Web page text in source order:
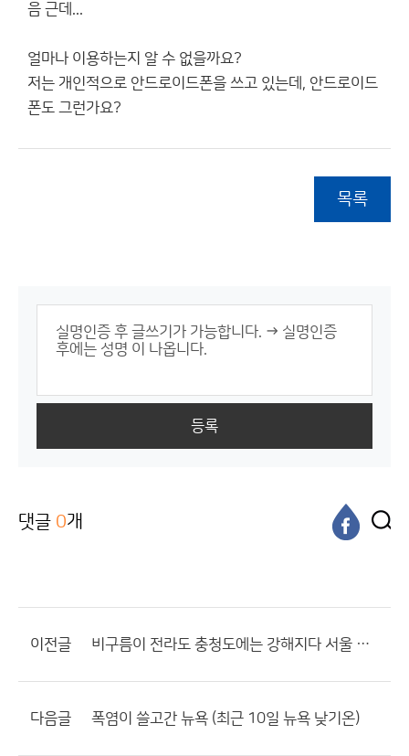
음 근데...
얼마나 이용하는지 알 수 없을까요?
저는 개인적으로 안드로이드폰을 쓰고 있는데, 안드로이드
폰도 그런가요?
목록
등록
댓글 0개
이전글 비구름이 전라도 충청도에는 강해지다 서울 경기도쪽 엔 약해짐
다음글 폭염이 쓸고간 뉴욕 (최근 10일 뉴욕 낮기온)